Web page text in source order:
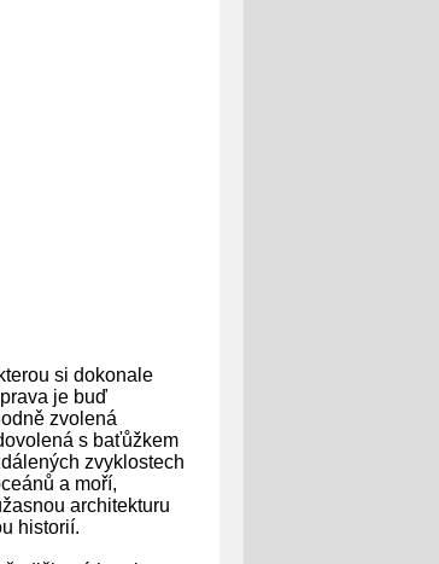
si dokonale
je buď
zvolená
s baťůžkem
zvyklostech
a moří,
architekturu
historií.